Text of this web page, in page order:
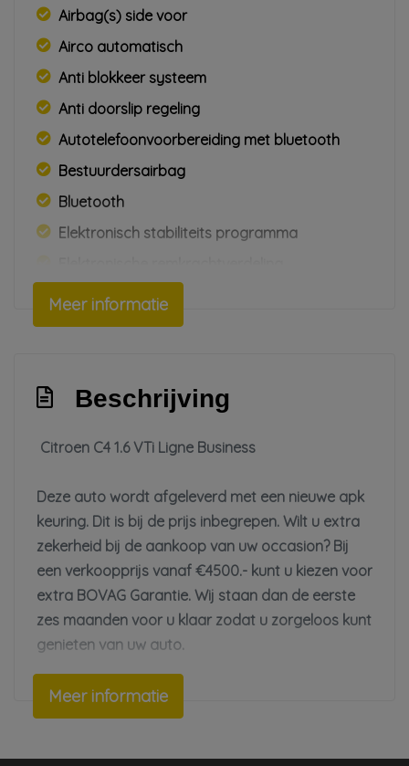
Airbag(s) side voor
Airco automatisch
Anti blokkeer systeem
Anti doorslip regeling
Autotelefoonvoorbereiding met bluetooth
Bestuurdersairbag
Bluetooth
Elektronisch stabiliteits programma
Hill hold-functie
Hoofd airbag(s) achter
In diepte verstelbaar stuur
Nationale autopas
Traction control
Zij airbag(s) voor
Exterieur
Buitenspiegels elektrisch inklapbaar
Buitenspiegels elektrisch verstel- en
verwarmbaar
Buitenspiegels elektrisch verstelbaar
Meer informatie
Beschrijving
Citroen C4 1.6 VTi Ligne Business
Deze auto wordt afgeleverd met een nieuwe apk
keuring. Dit is bij de prijs inbegrepen. Wilt u extra
zekerheid bij de aankoop van uw occasion? Bij
een verkoopprijs vanaf €4500.- kunt u kiezen voor
extra BOVAG Garantie. Wij staan dan de eerste
zes maanden voor u klaar zodat u zorgeloos kunt
genieten van uw auto.
Nieuwsgierig geworden? Voor meer info belt u of
komt u langs, de koffie staat klaar.
Meer informatie